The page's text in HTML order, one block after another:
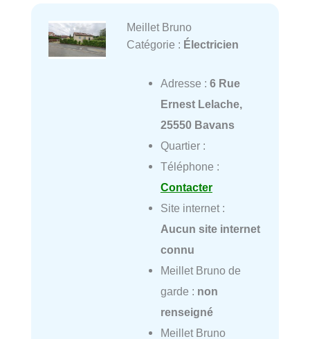
Meillet Bruno
Catégorie : Électricien
Adresse : 6 Rue
Ernest Lelache,
25550 Bavans
Quartier :
Téléphone :
Contacter
Site internet :
Aucun site internet
connu
Meillet Bruno de
garde : non
renseigné
Meillet Bruno